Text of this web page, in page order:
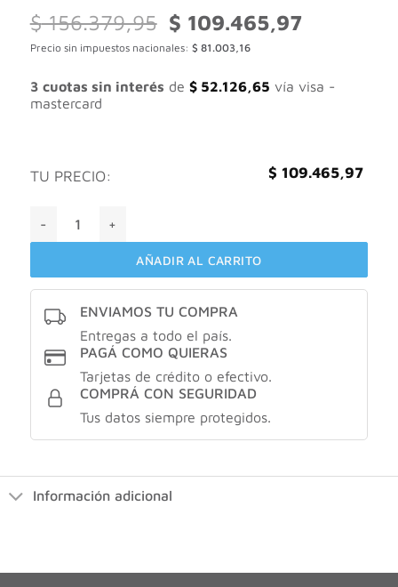
$156.379,95
El
precio
original
$ 156.379,95.
$ 109.465,97El
$
Precio sin impuestos nacionales: $ 81.003,16
3 cuotas sin interés de $52.126,65 vía visa -
mastercard
TU PRECIO: $ 109.465,97
AÑADIR AL CARRITO
ENVIAMOS TU COMPRA
Entregas a todo el país.
PAGÁ COMO QUIERAS
Tarjetas de crédito o efectivo.
COMPRÁ CON SEGURIDAD
Tus datos siempre protegidos.
Información adicional